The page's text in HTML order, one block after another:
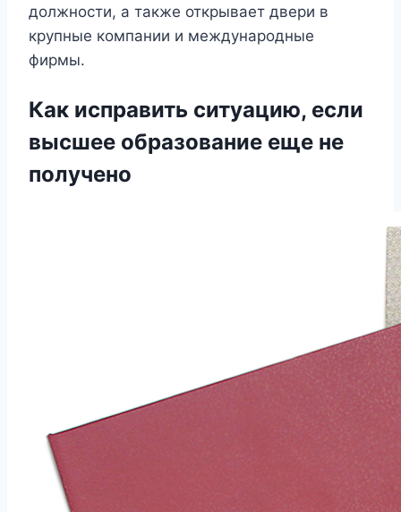
должности, а также открывает двери в
крупные компании и международные
фирмы.
Как исправить ситуацию, если
высшее образование еще не
получено